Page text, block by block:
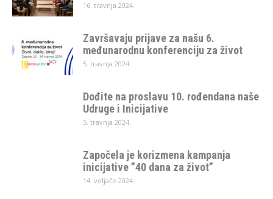
16. travnja 2024.
Završavaju prijave za našu 6.
međunarodnu konferenciju za život
5. travnja 2024.
Dođite na proslavu 10. rođendana naše
Udruge i Inicijative
5. travnja 2024.
Započela je korizmena kampanja
inicijative ”40 dana za život”
14. veljače 2024.